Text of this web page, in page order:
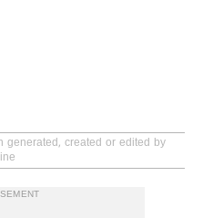
generated, created or edited by